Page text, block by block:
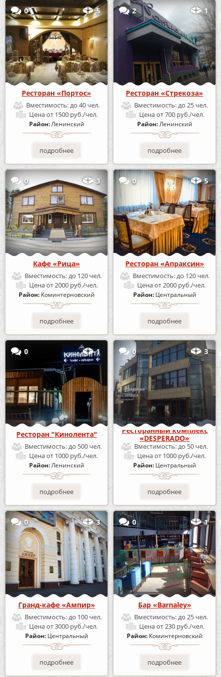
0 5
Ресторан «Портос»
Вместимость:до 40 чел.
Ценаот 1500 руб./чел.
Район:Ленинский
подробнее
2 1
Ресторан «Стрекоза»
Вместимость:до 25 чел.
Ценаот 700 руб./чел.
Район:Ленинский
подробнее
0 3
Кафе «Рица»
Вместимость:до 120 чел.
Ценаот 2000 руб./чел.
Район: Коминтерновский
подробнее
0 5
Ресторан «Апраксин»
Вместимость:до 120 чел.
Ценаот 2000 руб./чел.
Район: Центральный
подробнее
0 1
Ресторан "Кинолента"
Вместимость:до 500 чел.
Ценаот 1000 руб./чел.
Район:Ленинский
подробнее
0 3
Ресторанный комплекс
«DESPERADO»
Вместимость:до 50 чел.
Ценаот 1000 руб./чел.
Район: Центральный
подробнее
0 3
Гранд-кафе «Ампир»
Вместимость:до 100 чел.
Ценаот 3000 руб./чел.
Район: Центральный
подробнее
0 1
Бар «Barnaley»
Вместимость:до 25 чел.
Ценаот 230 руб./чел.
Район: Коминтерновский
подробнее